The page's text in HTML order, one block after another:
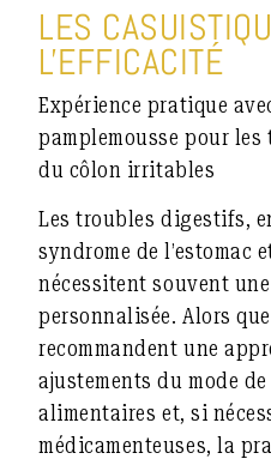
LES
L'EFFICACITÉ
Expérience pratique
pamplemousse pour les
du côlon irritables
Les troubles digestifs,
syndrome de l’estomac
nécessitent souvent
personnalisée. Alors
recommandent une
ajustements du mode
alimentaires et, si
médicamenteuses, la